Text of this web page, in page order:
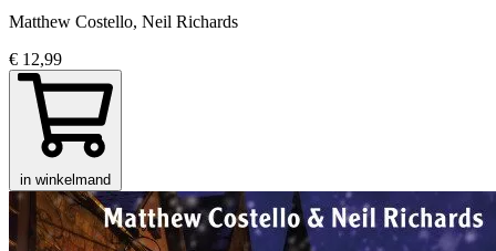
Matthew Costello, Neil Richards
€ 12,99
in winkelmand